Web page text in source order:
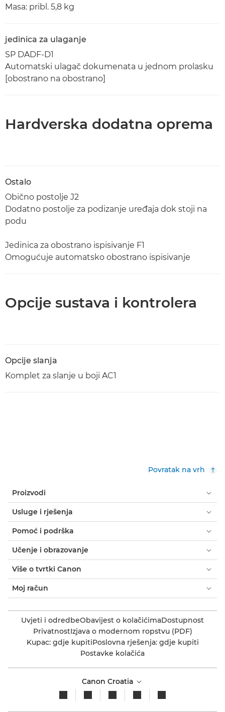
Masa: pribl. 5,8 kg
jedinica za ulaganje
SP DADF-D1
Automatski ulagač dokumenata u jednom prolasku
[obostrano na obostrano]
Hardverska dodatna oprema
Ostalo
Obično postolje J2
Dodatno postolje za podizanje uređaja dok stoji na
podu
Jedinica za obostrano ispisivanje F1
Omogućuje automatsko obostrano ispisivanje
Opcije sustava i kontrolera
Opcije slanja
Komplet za slanje u boji AC1
Povratak na vrh
Proizvodi
Usluge i rješenja
Pomoć i podrška
Učenje i obrazovanje
Više o tvrtki Canon
Moj račun
Uvjeti i odredbeObavijest o kolačićimaDostupnost
PrivatnostIzjava o modernom ropstvu (PDF)
Kupac: gdje kupitiPoslovna rješenja: gdje kupiti
Postavke kolačića
Canon Croatia